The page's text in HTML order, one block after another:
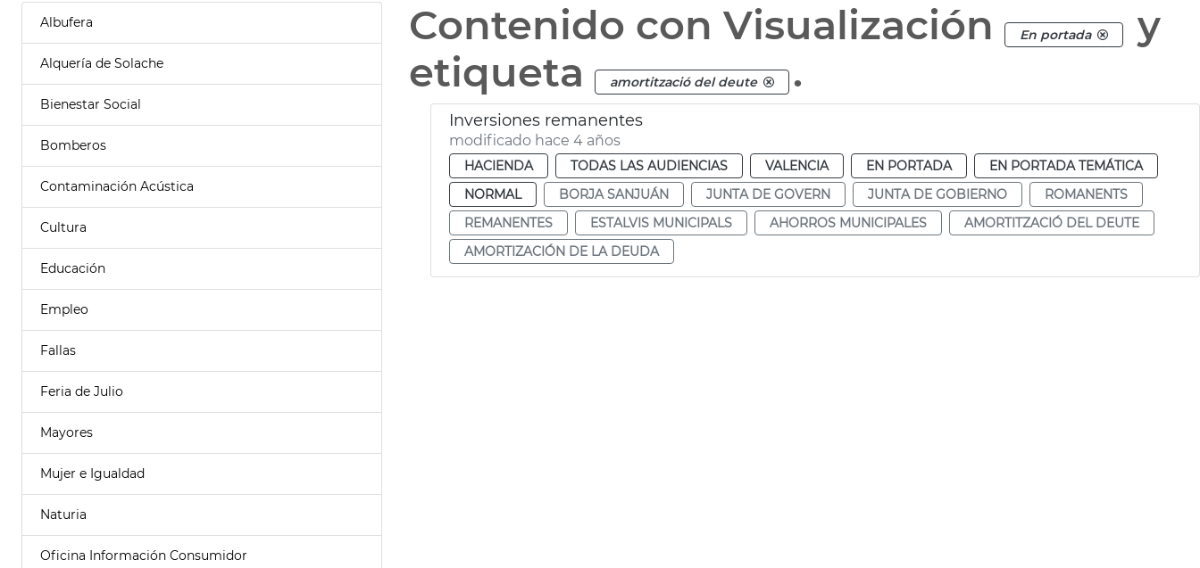
Albufera
Alquería de Solache
Bienestar Social
Bomberos
Contaminación Acústica
Cultura
Educación
Empleo
Fallas
Feria de Julio
Mayores
Mujer e Igualdad
Naturia
Oficina Información Consumidor
Contenido con Visualización En portada
y
etiqueta
amortització del deute .
Inversiones remanentes
modificado hace 4 años
HACIENDA TODAS LAS AUDIENCIAS VALENCIA EN PORTADA
EN PORTADA TEMÁTICA
NORMAL
BORJA SANJUÁN JUNTA DE GOVERN JUNTA DE GOBIERNO
ROMANENTS
REMANENTES
ESTALVIS MUNICIPALS AHORROS MUNICIPALES
AMORTITZACIÓ DEL DEUTE
AMORTIZACIÓN DE LA DEUDA